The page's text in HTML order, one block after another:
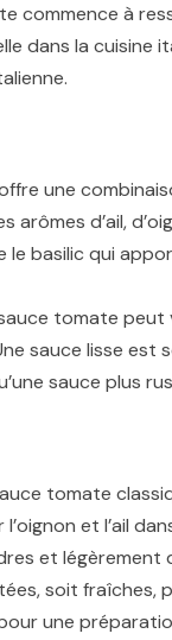
commence à
dans la
une
arômes d’ail,
le basilic qui
tomate peut
sauce lisse
sauce plus
tomate
et l’ail
et légèrement
soit fraîches,
une